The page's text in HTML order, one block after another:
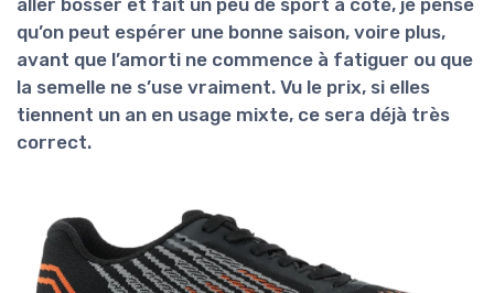
qu’on peut espérer une bonne saison, voire plus,
avant que l’amorti ne commence à fatiguer ou que
la semelle ne s’use vraiment. Vu le prix, si elles
tiennent un an en usage mixte, ce sera déjà très
correct.